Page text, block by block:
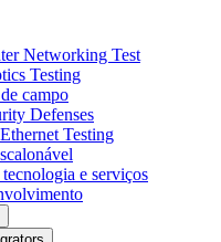
Networking Test
Testing
campo
Defenses
Testing
e serviços